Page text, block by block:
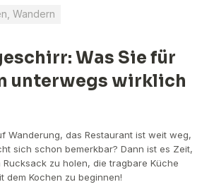
Wandern
Was Sie für
unterwegs wirklich
Wanderung, das Restaurant ist weit weg,
sich schon bemerkbar? Dann ist es Zeit,
Rucksack zu holen, die tragbare Küche
dem Kochen zu beginnen!